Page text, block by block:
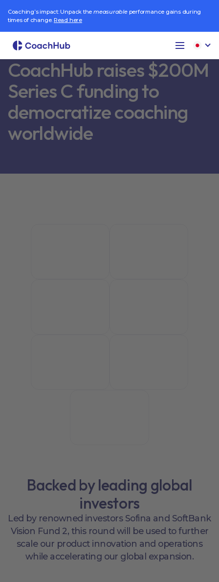
Coaching’s impact: Unpack themeasurableperformance gains during
times of change. Read here
CoachHub raises $200M
Series C funding to
democratize coaching
worldwide
Backed by leading global
investors
Led by renowned investors Sofina and SoftBank
Vision Fund 2, this round will be used to further
scale our product innovation and operations
while accelerating our global expansion.